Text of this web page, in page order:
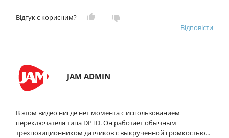
Відгук є корисним?
Відповісти
JAM ADMIN
В этом видео нигде нет момента с использованием
переключателя типа DPTD. Он работает обычным
трехпозиционником датчиков с выкрученной громкостью...